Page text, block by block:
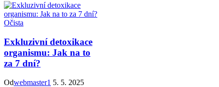
Očista
Exkluzivní detoxikace
organismu: Jak na to
za 7 dní?
Odwebmaster1 5. 5. 2025